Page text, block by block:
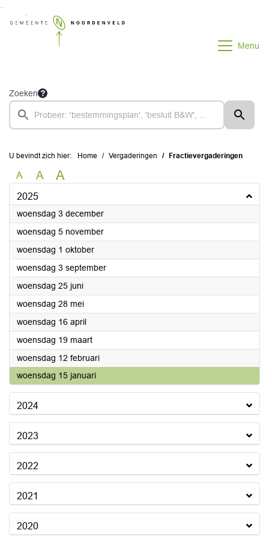
Ga naar de inhoud van deze pagina
Ga naar het zoeken
Ga naar het menu
Menu
Zoeken
U bevindt zich hier: Home Vergaderingen Fractievergaderingen
A A A
2025
woensdag 3 december2025
woensdag 5 november2025
woensdag 1 oktober2025
woensdag 3 september2025
woensdag 25 juni2025
woensdag 28 mei2025
woensdag 16 april2025
woensdag 19 maart2025
woensdag 12 februari2025
woensdag 15 januari2025
2024
2023
2022
2021
2020